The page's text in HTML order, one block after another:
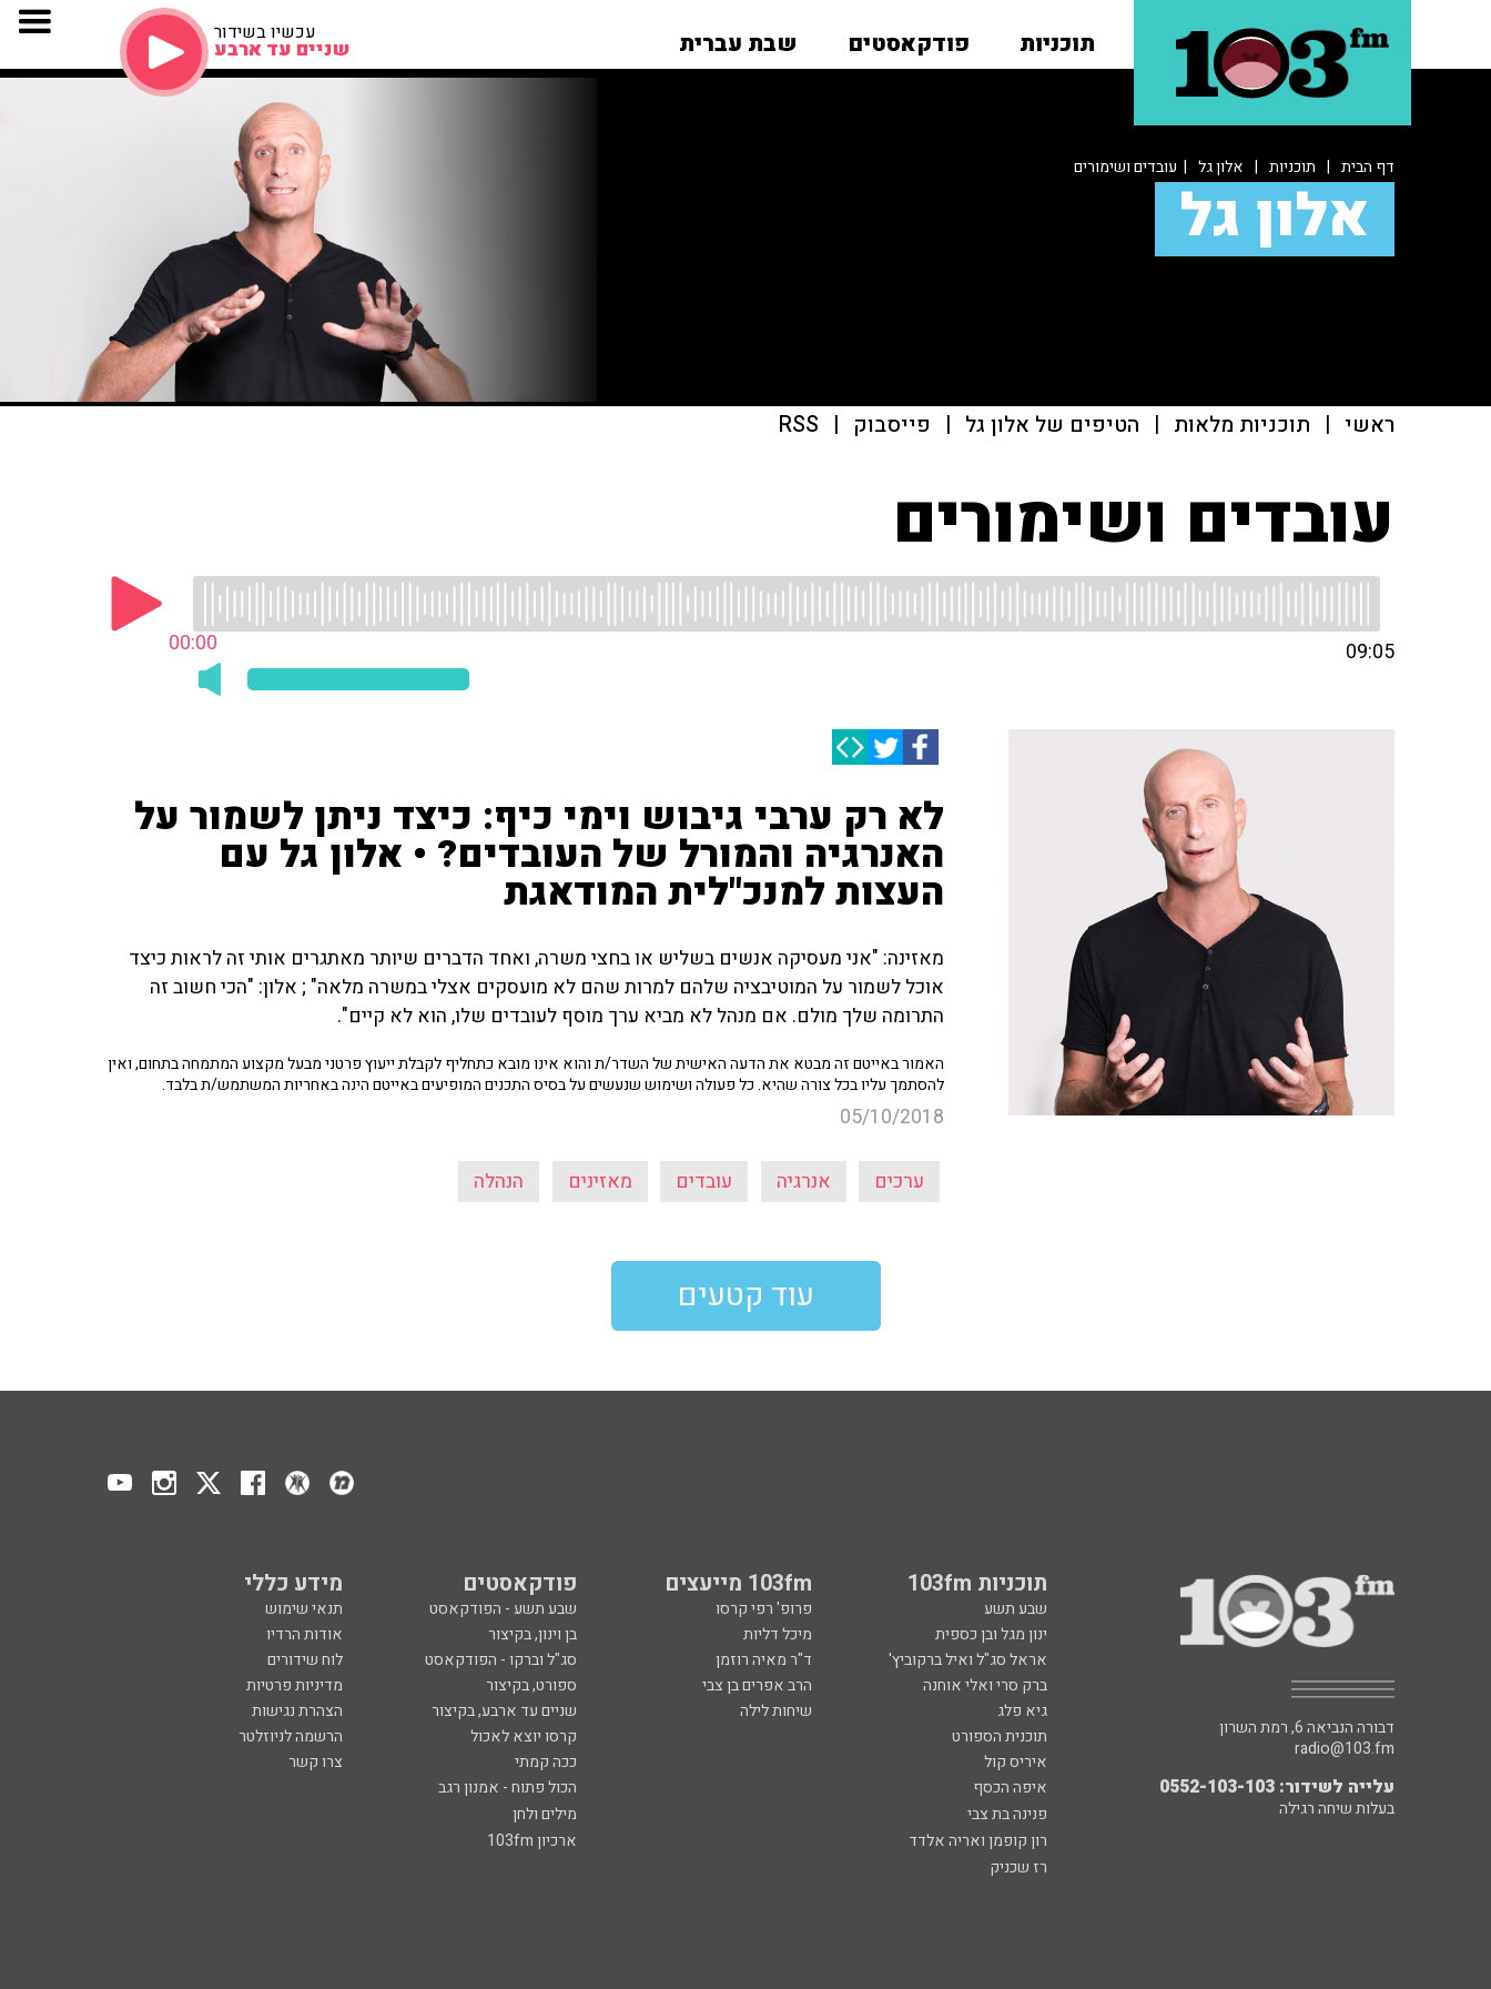
תוכניות פודקאסטים שבת עברית עכשיו בשידור
שניים עד ארבע
דף הבית | תוכניות | אלון גל | עובדים ושימורים
אלון גל
ראשי | תוכניות מלאות | הטיפים של אלון גל | פייסבוק |
RSS
עובדים ושימורים
00:00 09:05
לא רק ערבי גיבוש וימי כיף: כיצד ניתן לשמור על
האנרגיה והמורל של העובדים? • אלון גל עם
העצות למנכ"לית המודאגת
מאזינה: "אני מעסיקה אנשים בשליש או בחצי משרה, ואחד הדברים שיותר מאתגרים אותי זה לראות כיצד
אוכל לשמור על המוטיבציה שלהם למרות שהם לא מועסקים אצלי במשרה מלאה" ; אלון: "הכי חשוב זה
התרומה שלך מולם. אם מנהל לא מביא ערך מוסף לעובדים שלו, הוא לא קיים".
האמור באייטם זה מבטא את הדעה האישית של השדר/ת והוא אינו מובא כתחליף לקבלת ייעוץ פרטני מבעל מקצוע המתמחה בתחום, ואין
להסתמך עליו בכל צורה שהיא. כל פעולה ושימוש שנעשים על בסיס התכנים המופיעים באייטם הינה באחריות המשתמש/ת בלבד.
05/10/2018
ערכים אנרגיה עובדים מאזינים הנהלה
עוד קטעים
תוכניות 103fm 103fm מייעצים פודקאסטים מידע כללי
שבע תשע פרופ' רפי קרסו שבע תשע - הפודקאסט
תנאי שימוש
ינון מגל ובן כספית
מיכל דליות בן וינון, בקיצור
אודות הרדיו
אראל סג"ל ואיל ברקוביץ'
ד"ר מאיה רוזמן סג"ל וברקו - הפודקאסט
לוח שידורים
ברק סרי ואלי אוחנה
הרב אפרים בן צבי ספורט, בקיצור
מדיניות פרטיות
גיא פלג
שיחות לילה שניים עד ארבע, בקיצור
הצהרת נגישות
תוכנית הספורט
קרסו יוצא לאכול
הרשמה לניוזלטר
איריס קול
ככה קמתי
צרו קשר
איפה הכסף
הכול פתוח - אמנון רגב
פנינה בת צבי
מילים ולחן
רון קופמן ואריה אלדד
ארכיון 103fm
רז שכניק
דבורה הנביאה 6, רמת השרון
radio@103.fm
עלייה לשידור: 0552-103-103
בעלות שיחה רגילה